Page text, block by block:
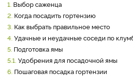
1. Выбор саженца
2. Когда посадить гортензию
3. Как выбрать правильное место
4. Удачные и неудачные соседи по
5. Подготовка ямы
5.1. Удобрения для посадочной ямы
6. Пошаговая посадка гортензии